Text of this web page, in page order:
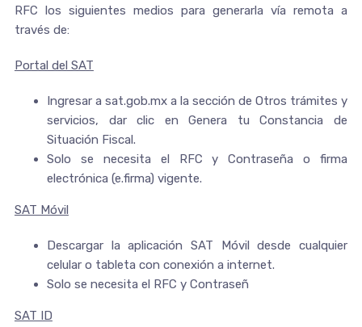
RFC los siguientes medios para generarla vía remota a
través de:
Portal del SAT
Ingresar a sat.gob.mx a la sección de Otros trámites y
servicios, dar clic en Genera tu Constancia de
Situación Fiscal.
Solo se necesita el RFC y Contraseña o firma
electrónica (e.firma) vigente.
SAT Móvil
Descargar la aplicación SAT Móvil desde cualquier
celular o tableta con conexión a internet.
Solo se necesita el RFC y Contraseñ
SAT ID